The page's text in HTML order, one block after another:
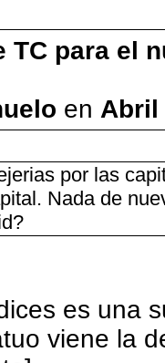
TC para el
en Abril
por las
Nada de
es una
viene la